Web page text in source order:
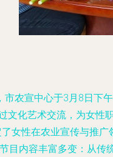
市农宣中心于3月8日
文化艺术交流，为女
女性在农业宣传与推
目内容丰富多变：从